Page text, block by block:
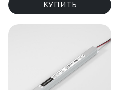
КУПИТЬ